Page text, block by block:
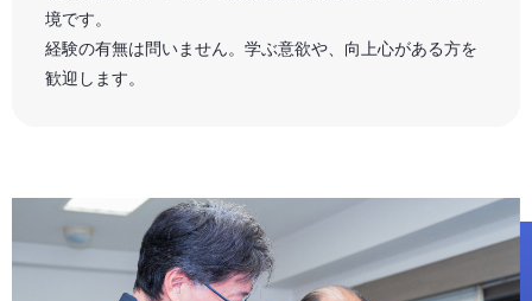
境です。
経験の有無は問いません。学ぶ意欲や、向上心がある方を
歓迎します。